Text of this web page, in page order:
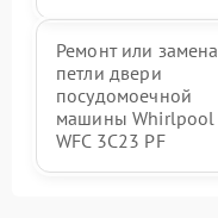
Ремонт или замена
петли двери
посудомоечной
машины Whirlpool
WFC 3C23 PF